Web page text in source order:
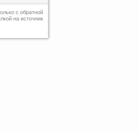
с обратной
на источник